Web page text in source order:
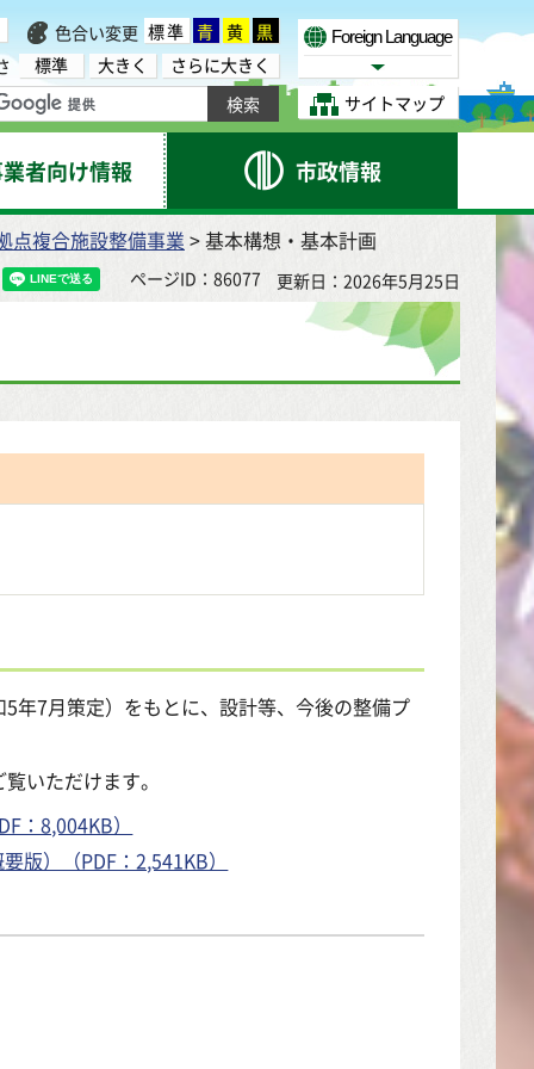
色合い変更 標準 青 黄 黒
標準 大きく さらに大きく
Foreign Language
Select Language
サイトマップ
者向け情報 市政情報
点複合施設整備事業 > 基本構想・基本計画
ページID：86077 更新日：2026年5月25日
7月策定）をもとに、設計等、今後の整備プ
いただけます。
：8,004KB）
版）（PDF：2,541KB）